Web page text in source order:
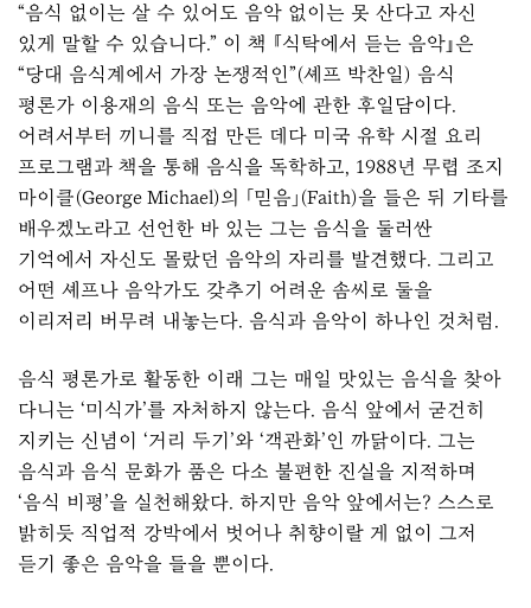
“음식 없이는 살 수 있어도 음악 없이는 못 산다고 자신
있게 말할 수 있습니다.” 이 책 『식탁에서 듣는 음악』은
“당대 음식계에서 가장 논쟁적인”(셰프 박찬일) 음식
평론가 이용재의 음식 또는 음악에 관한 후일담이다.
어려서부터 끼니를 직접 만든 데다 미국 유학 시절 요리
프로그램과 책을 통해 음식을 독학하고, 1988년 무렵 조지
마이클(George Michael)의 「믿음」(Faith)을 들은 뒤 기타를
배우겠노라고 선언한 바 있는 그는 음식을 둘러싼
기억에서 자신도 몰랐던 음악의 자리를 발견했다. 그리고
어떤 셰프나 음악가도 갖추기 어려운 솜씨로 둘을
이리저리 버무려 내놓는다. 음식과 음악이 하나인 것처럼.
음식 평론가로 활동한 이래 그는 매일 맛있는 음식을 찾아
다니는 ‘미식가’를 자처하지 않는다. 음식 앞에서 굳건히
지키는 신념이 ‘거리 두기’와 ‘객관화’인 까닭이다. 그는
음식과 음식 문화가 품은 다소 불편한 진실을 지적하며
‘음식 비평’을 실천해왔다. 하지만 음악 앞에서는? 스스로
밝히듯 직업적 강박에서 벗어나 취향이랄 게 없이 그저
듣기 좋은 음악을 들을 뿐이다.